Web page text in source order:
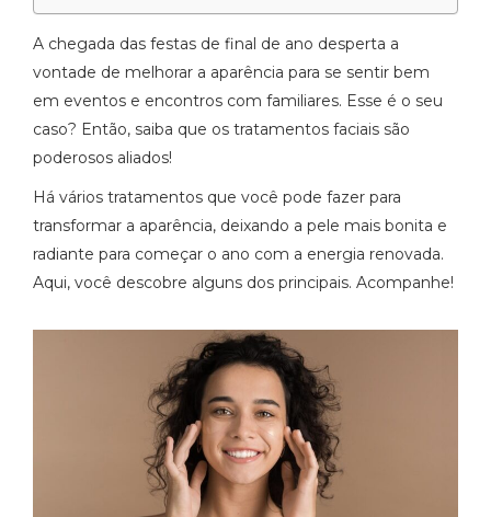
A chegada das festas de final de ano desperta a
vontade de melhorar a aparência para se sentir bem
em eventos e encontros com familiares. Esse é o seu
caso? Então, saiba que os tratamentos faciais são
poderosos aliados!
Há vários tratamentos que você pode fazer para
transformar a aparência, deixando a pele mais bonita e
radiante para começar o ano com a energia renovada.
Aqui, você descobre alguns dos principais. Acompanhe!